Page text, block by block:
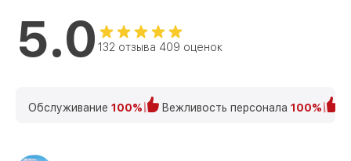
Восстановление данных Matebook D15
Huawei
Замена аккумулятора Matebook D15
Huawei
от 620₽
5.0 132 отзыва 409 оценок
Обслуживание 100% Вежливость персонала 100%